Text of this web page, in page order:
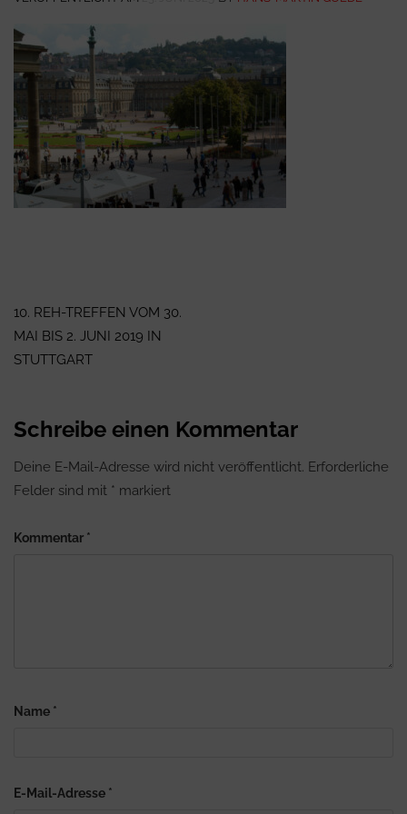
10. REH-TREFFEN VOM 30.
MAI BIS 2. JUNI 2019 IN
STUTTGART
Schreibe einen Kommentar
Deine E-Mail-Adresse wird nicht veröffentlicht. Erforderliche
Felder sind mit * markiert
Kommentar *
Name *
E-Mail-Adresse *